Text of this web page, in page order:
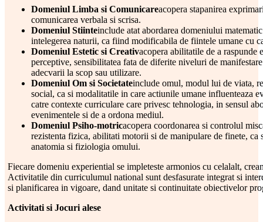
Domeniul Limba si Comunicareacopera stapanirea
comunicarea verbala si scrisa.
Domeniul Stiinteinclude atat abordarea domeniului
intelegerea naturii, ca fiind modificabila de fiintele umane cu
Domeniul Estetic si Creativacopera abilitatile de a raspunde
perceptive, sensibilitatea fata de diferite niveluri de
adecvarii la scop sau utilizare.
Domeniul Om si Societateinclude omul, modul lui de viata,
social, ca si modalitatile in care actiunile umane influenteaza
catre contexte curriculare care privesc tehnologia, in sensul
evenimentele si de a ordona mediul.
Domeniul Psiho-motricacopera coordonarea si controlul
rezistenta fizica, abilitati motorii si de manipulare de finete, ca
anatomia si fiziologia omului.
Fiecare domeniu experiential se impleteste armonios cu celalalt,
Activitatile din curriculumul national sunt desfasurate integrat si
si planificarea in vigoare, dand unitate si continuitate obiectivelor
Activitati si Jocuri alese